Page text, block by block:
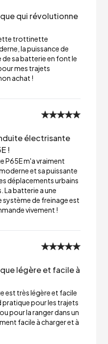
qui révolutionne
trottinette
la puissance de
sa batterie en font le
mes trajets
achat !
électrisante
!
m'a vraiment
et sa puissante
déplacements urbains
La batterie a une
de freinage est
vivement !
légère et facile à
très légère et facile
pratique pour les trajets
pour la ranger dans un
facile à charger et à